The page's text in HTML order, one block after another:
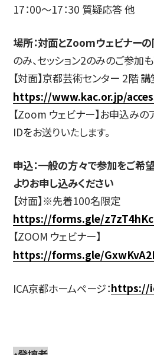
17：00～17：30 質疑応答 他
場所：対面とZoomウェビナー
のみ、セッション2のみのご参加
【対面】京都芸術センター 2階 講
https://www.kac.or.jp/
【Zoom ウェビナー】お申込みの
IDをお送りいたします。
申込：⼀般の⽅々で参加をご希
よりお申し込みください
【対面】※先着100名限定
https://forms.gle/
【ZOOM ウェビナー】
https://forms.gle/
ICA京都ホームページ：https://